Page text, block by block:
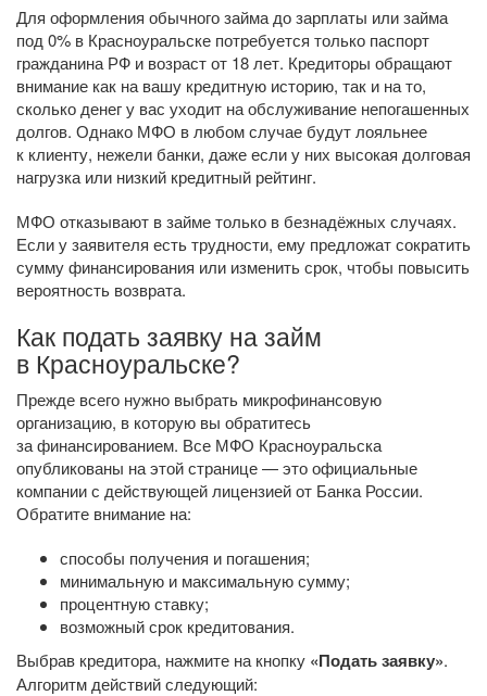
Для оформления обычного займа до зарплаты или займа
под 0% в Красноуральске потребуется только паспорт
гражданина РФ и возраст от 18 лет. Кредиторы обращают
внимание как на вашу кредитную историю, так и на то,
сколько денег у вас уходит на обслуживание непогашенных
долгов. Однако МФО в любом случае будут лояльнее
к клиенту, нежели банки, даже если у них высокая долговая
нагрузка или низкий кредитный рейтинг.
МФО отказывают в займе только в безнадёжных случаях.
Если у заявителя есть трудности, ему предложат сократить
сумму финансирования или изменить срок, чтобы повысить
вероятность возврата.
Как подать заявку на займ
в Красноуральске?
Прежде всего нужно выбрать микрофинансовую
организацию, в которую вы обратитесь
за финансированием. Все МФО Красноуральска
опубликованы на этой странице — это официальные
компании с действующей лицензией от Банка России.
Обратите внимание на:
способы получения и погашения;
минимальную и максимальную сумму;
процентную ставку;
возможный срок кредитования.
Выбрав кредитора, нажмите на кнопку «Подать заявку».
Алгоритм действий следующий: